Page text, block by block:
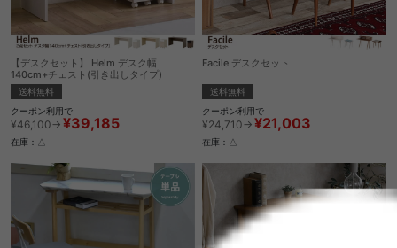
【デスクセット】 Helm デスク幅
140cm+チェスト(引き出しタイプ)
送料無料
クーポン利用で
¥46,100→ ¥39,185
在庫：△
Facile デスクセット
送料無料
クーポン利用で
¥24,710→ ¥21,003
在庫：△